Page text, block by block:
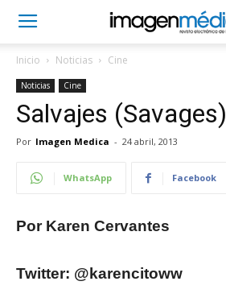
Inicio Noticias Cine
Noticias Cine
Salvajes (Savages)
Por Imagen Medica - 24 abril, 2013
WhatsApp Facebook
Por Karen Cervantes
Twitter: @karencitoww